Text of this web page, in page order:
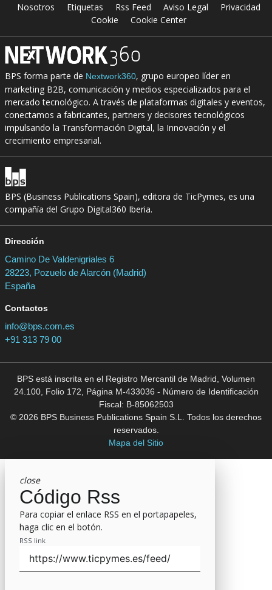
Nosotros Etiquetas Rss Feed Aviso Legal
Privacidad
Cookie
Cookie Center
BPS forma parte de Nextwork360, grupo europeo líder en
marketing B2B, comunicación y medios especializados para el
mercado tecnológico. A través de plataformas digitales y eventos,
conectamos a fabricantes, partners y decisores tecnológicos
impulsando la Transformación Digital, la Innovación y el
crecimiento empresarial.
BPS (Business Publications Spain), editora de TicPymes, es una
compañía del Grupo Digital360 Iberia.
Dirección
Camino De Valdenigriales 6
28223, Pozuelo de Alarcón (Madrid)
España
Contactos
info@bps.com.es
+91 313 79 00
BPS está inscrita en el Registro Mercantil de Madrid, Volumen
24.100, Folio 172, Página M-433036 - Número de Identificación
Fiscal: B-85062503
© 2026 BPS Business Publications Spain S.L. Todos los derechos
reservados.
Mapa del Sitio
close
Código Rss
Para copiar el enlace RSS en el portapapeles,
haga clic en el botón.
RSS link